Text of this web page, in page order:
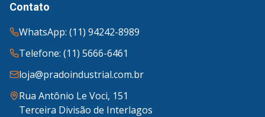
Contato
WhatsApp: (11) 94242-8989
Telefone: (11) 5666-6461
loja@pradoindustrial.com.br
Rua Antônio Le Voci, 151
Terceira Divisão de Interlagos